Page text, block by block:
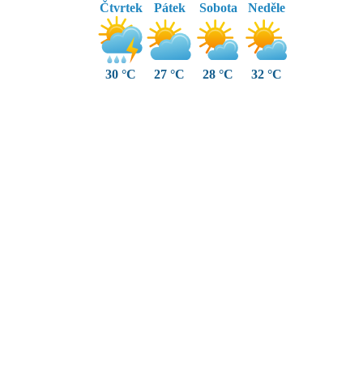
Čtvrtek
30 °C
Pátek
27 °C
Sobota
28 °C
Neděle
32 °C